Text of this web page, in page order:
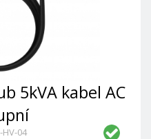
5kVA kabel AC
HV-04